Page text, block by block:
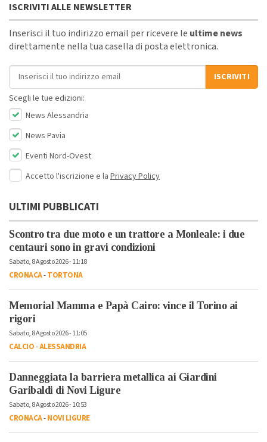
ISCRIVITI ALLE NEWSLETTER
Inserisci il tuo indirizzo email per ricevere le ultime news
direttamente nella tua casella di posta elettronica.
Indirizzo email
ISCRIVITI
Scegli le tue edizioni:
News Alessandria
News Pavia
Eventi Nord-Ovest
Accetto l'iscrizione e la Privacy Policy
ULTIMI PUBBLICATI
Scontro tra due moto e un trattore a Monleale: i due
centauri sono in gravi condizioni
Sabato, 8 Agosto 2026 - 11:18
CRONACA-TORTONA
Memorial Mamma e Papà Cairo: vince il Torino ai
rigori
Sabato, 8 Agosto 2026 - 11:05
CALCIO-ALESSANDRIA
Danneggiata la barriera metallica ai Giardini
Garibaldi di Novi Ligure
Sabato, 8 Agosto 2026 - 10:53
CRONACA-NOVI LIGURE